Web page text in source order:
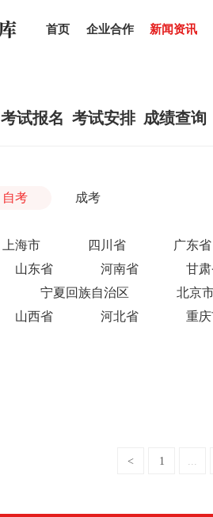
首页 企业合作 新闻资讯
考试报名 考试安排 成绩查询
自考 成考
上海市 四川省
广东省
山东省 河南省
甘
宁夏回族自治区
北京
山西省 河北省 重
< 1 ...